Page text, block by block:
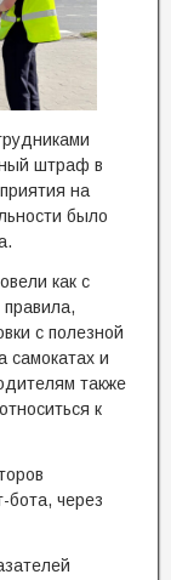
штраф в
на
было
как с
с полезной
самокатах и
также
к
бота, через